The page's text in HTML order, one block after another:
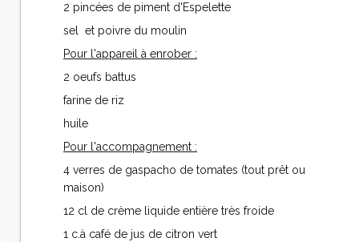
2 pincées de piment d'Espelette
sel et poivre du moulin
Pour l'appareil à enrober :
2 oeufs battus
farine de riz
huile
Pour l'accompagnement :
4 verres de gaspacho de tomates (tout prêt ou
maison)
12 cl de crème liquide entière très froide
1 c.à café de jus de citron vert